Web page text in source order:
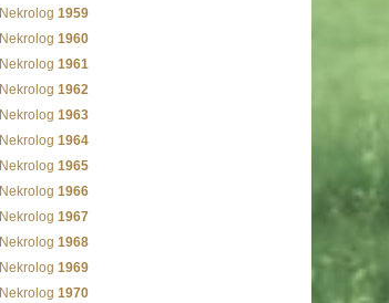
Nekrolog 1959
Nekrolog 1960
Nekrolog 1961
Nekrolog 1962
Nekrolog 1963
Nekrolog 1964
Nekrolog 1965
Nekrolog 1966
Nekrolog 1967
Nekrolog 1968
Nekrolog 1969
Nekrolog 1970